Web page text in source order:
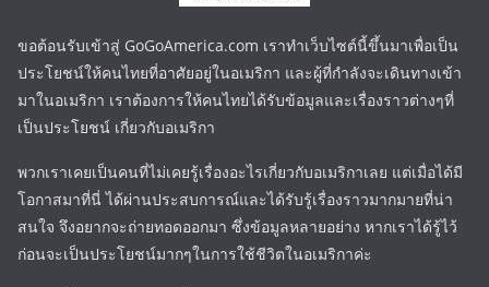
ขอต้อนรับเข้าสู่ GoGoAmerica.com เราทำเว็บไซต์นี้ขึ้นมาเพื่อเป็น
ประโยชน์ให้คนไทยที่อาศัยอยู่ในอเมริกา และผู้ที่กำลังจะเดินทางเข้า
มาในอเมริกา เราต้องการให้คนไทยได้รับข้อมูลและเรื่องราวต่างๆที่
เป็นประโยชน์ เกี่ยวกับอเมริกา
พวกเราเคยเป็นคนที่ไม่เคยรู้เรื่องอะไรเกี่ยวกับอเมริกาเลย แต่เมื่อได้มี
โอกาสมาที่นี่ ได้ผ่านประสบการณ์และได้รับรู้เรื่องราวมากมายที่น่า
สนใจ จึงอยากจะถ่ายทอดออกมา ซึ่งข้อมูลหลายอย่าง หากเราได้รู้ไว้
ก่อนจะเป็นประโยชน์มากๆในการใช้ชีวิตในอเมริกาค่ะ